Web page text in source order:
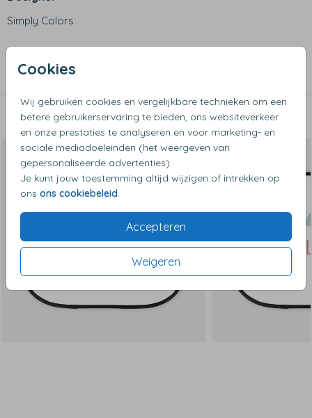
Cookies
Wij gebruiken cookies en vergelijkbare technieken om een
betere gebruikerservaring te bieden, ons websiteverkeer
en onze prestaties te analyseren en voor marketing- en
sociale mediadoeleinden (het weergeven van
gepersonaliseerde advertenties).
Je kunt jouw toestemming altijd wijzigen of intrekken op
ons ons cookiebeleid.
Accepteren
Weigeren
- Bevestigen door middel van twee meegeleverde
zuignapjes
Simply Colors
Collectie
Auto zonneschermen
Dit vind je misschien ook leuk